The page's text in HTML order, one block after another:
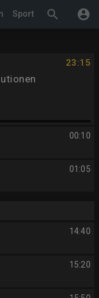
search account_circle
Sport
23:15
00:10
01:05
14:40
15:20